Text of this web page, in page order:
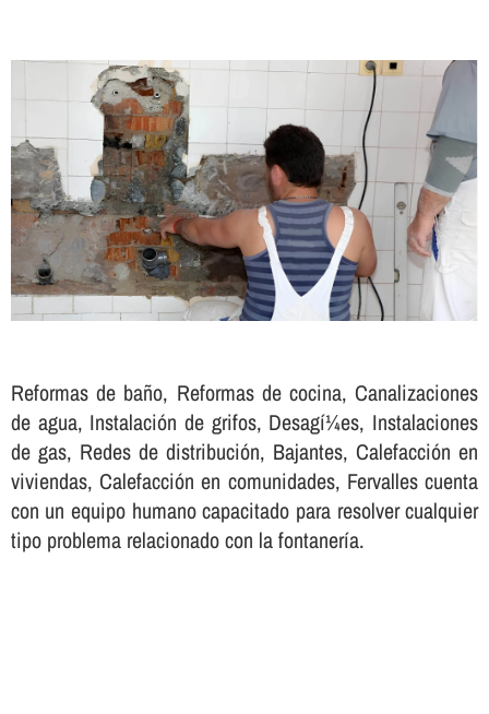
Reformas de baño, Reformas de cocina, Canalizaciones
de agua, Instalación de grifos, Desagí¼es, Instalaciones
de gas, Redes de distribución, Bajantes, Calefacción en
viviendas, Calefacción en comunidades, Fervalles cuenta
con un equipo humano capacitado para resolver cualquier
tipo problema relacionado con la fontanerí­a.